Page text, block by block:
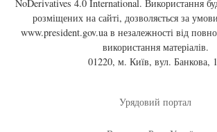
NoDerivatives 4.0 International. Використання
розміщених на сайті, дозволяється за
www.president.gov.uaв незалежності від
використання матеріалів.
01220, м. Київ, вул. Банкова,
Урядовий портал